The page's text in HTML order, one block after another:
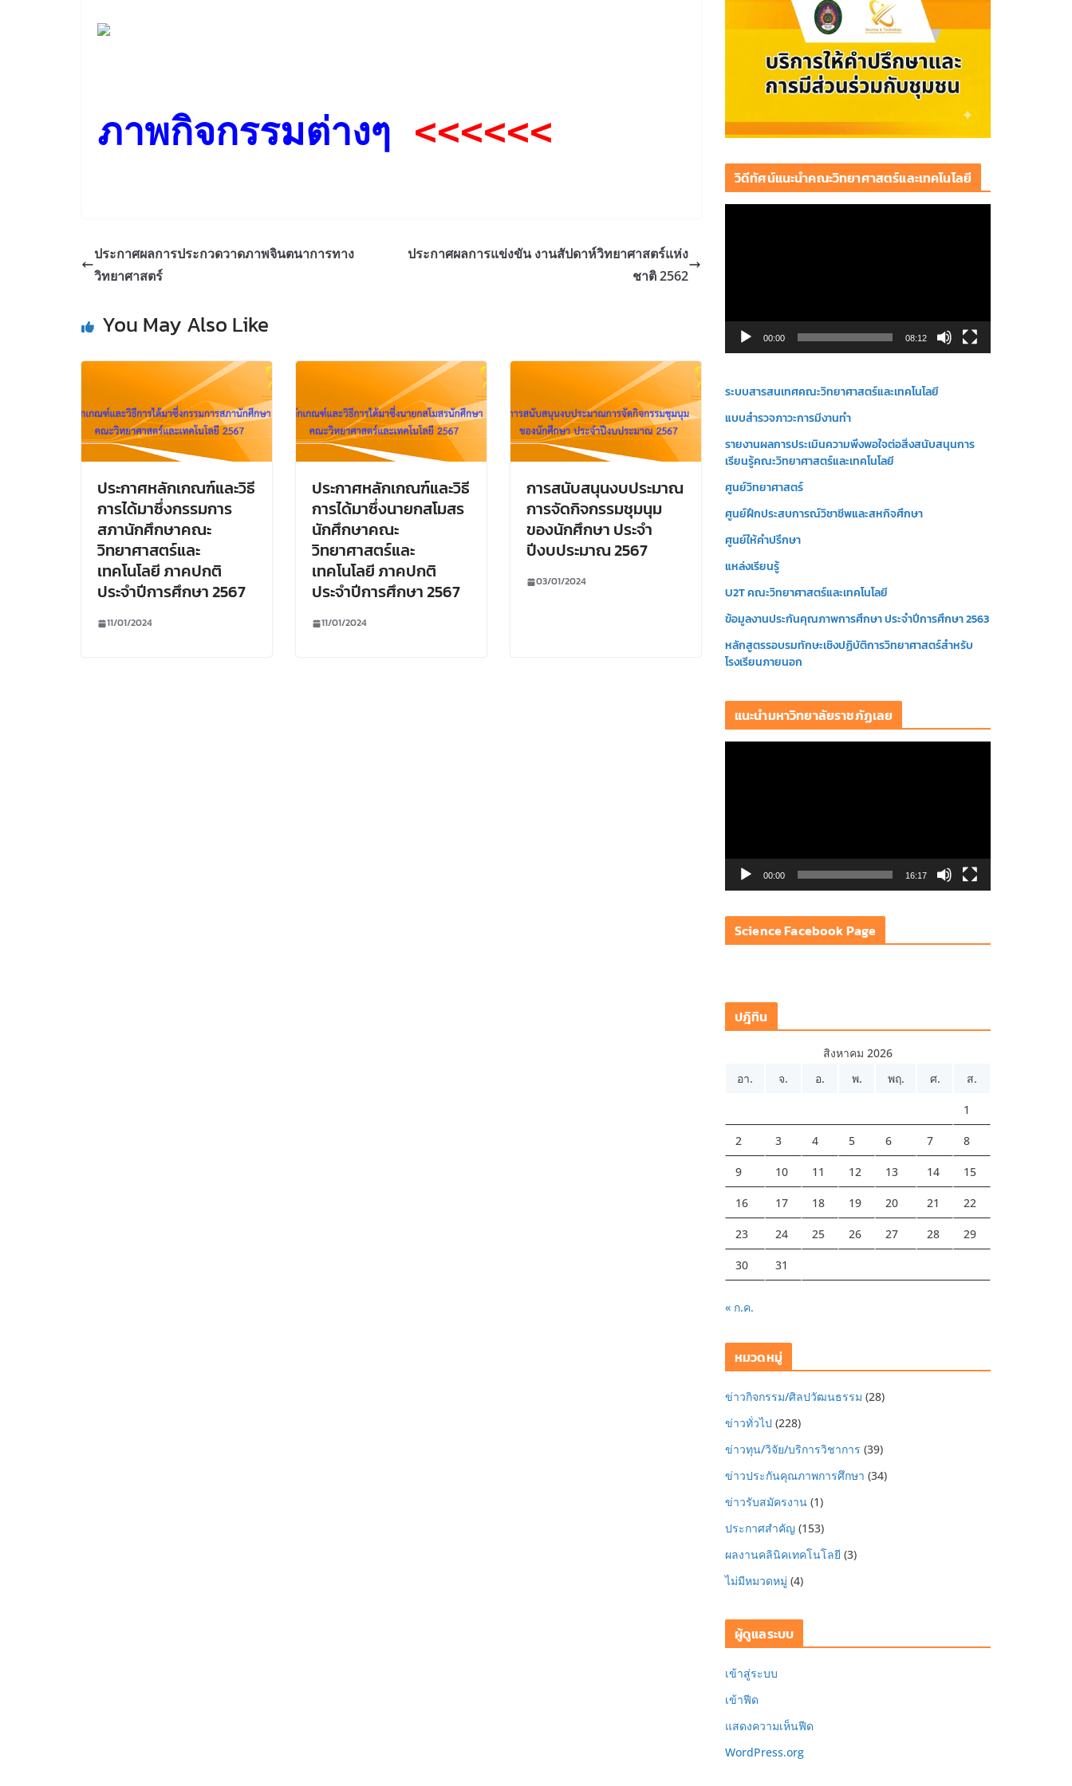
ภาพกิจกรรมต่างๆ <<<<<<
ประกาศผลการประกวดวาดภาพจินตนาการทาง
วิทยาศาสตร์
ประกาศผลการแข่งขัน งานสัปดาห์วิทยาศาสตร์แห่ง
ชาติ 2562
You May Also Like
ประกาศหลักเกณฑ์และวิธี
การได้มาซึ่งกรรมการ
สภานักศึกษาคณะ
วิทยาศาสตร์และ
เทคโนโลยี ภาคปกติ
ประจำปีการศึกษา 2567
11/01/2024
ประกาศหลักเกณฑ์และวิธี
การได้มาซึ่งนายกสโมสร
นักศึกษาคณะ
วิทยาศาสตร์และ
เทคโนโลยี ภาคปกติ
ประจำปีการศึกษา 2567
11/01/2024
การสนับสนุนงบประมาณ
การจัดกิจกรรมชุมนุม
ของนักศึกษา ประจำ
ปีงบประมาณ 2567
03/01/2024
วิดีทัศน์แนะนำคณะวิทยาศาสตร์และเทคโนโลยี
ล์
ดี
โ
00:00 08:12
ระบบสารสนเทศคณะวิทยาศาสตร์และเทคโนโลยี
แบบสำรวจภาวะการมีงานทำ
รายงานผลการประเมินความพึงพอใจต่อสิ่งสนับสนุนการ
เรียนรู้คณะวิทยาศาสตร์และเทคโนโลยี
ศูนย์วิทยาศาสตร์
ศูนย์ฝึกประสบการณ์วิชาชีพและสหกิจศึกษา
ศูนย์ให้คำปรึกษา
แหล่งเรียนรู้
U2T คณะวิทยาศาสตร์และเทคโนโลยี
ข้อมูลงานประกันคุณภาพการศึกษา ประจำปีการศึกษา 2563
หลักสูตรรอบรมทักษะเชิงปฏิบัติการวิทยาศาสตร์สำหรับ
โรงเรียนภายนอก
แนะนำมหาวิทยาลัยราชภัฏเลย
ล์
โ
00:00 16:17
Science Facebook Page
ปฎิทิน
สิงหาคม 2026
อา.
จ. อ. พ. พฤ. ศ. ส.
1
2 3 4 5 6 7 8
9 10 11 12 13 14 15
16 17 18 19 20 21 22
23 24 25 26 27 28 29
30 31
« ก.ค.
หมวดหมู่
ข่าวกิจกรรม/ศิลปวัฒนธรรม (28)
ข่าวทั่วไป (228)
ข่าวทุน/วิจัย/บริการวิชาการ (39)
ข่าวประกันคุณภาพการศึกษา (34)
ข่าวรับสมัครงาน (1)
ประกาศสำคัญ (153)
ผลงานคลินิคเทคโนโลยี (3)
ไม่มีหมวดหมู่ (4)
ผู้ดูแลระบบ
เข้าสู่ระบบ
เข้าฟีด
แสดงความเห็นฟีด
WordPress.org